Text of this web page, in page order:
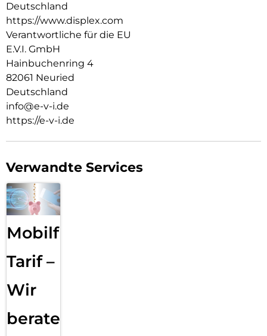
Kratzer-resistent: Die flexible Schutzfolie mit Glas-
Beschichtung (Oberflächenhärte 9H) schützt das Display
wirkungsvoll vor Kratzern.
Maximale Transparenz (>92%) und Farbtreue [Ultra-HD-
Qualität]. Unsichtbar und ultra-dünn (0,3mm).
Schmutzabweisend: High-Tech Anti-Fingerprint Coating für
weniger Verschmutzung, beste Touch-Funktion.
Deutschland
https://www.displex.com
Verantwortliche für die EU
E.V.I. GmbH
Hainbuchenring 4
82061 Neuried
Deutschland
info@e-v-i.de
https://e-v-i.de
Verwandte Services
Mobilfunk
Tarif –
Wir
beraten